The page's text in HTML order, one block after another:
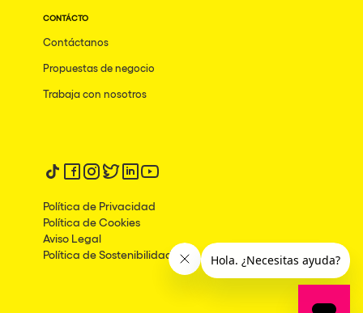
CONTÁCTO
Contáctanos
Propuestas de negocio
Trabaja con nosotros
Síguenos en tiktok
Síguenos en facebook
Síguenos en instagram
Síguenos en twitter
Síguenos en linkedin
Síguenos en youtube
Política de Privacidad
Política de Cookies
Aviso Legal
Política de Sostenibilidad